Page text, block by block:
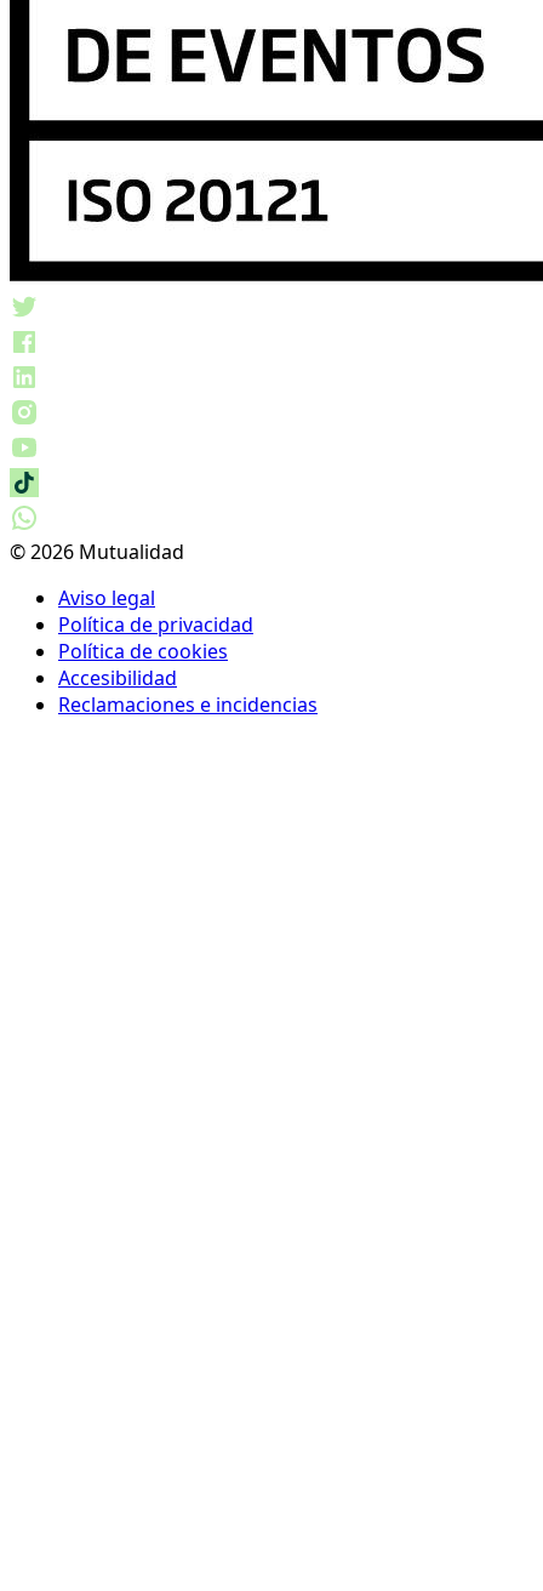
© 2026 Mutualidad
Aviso legal
Política de privacidad
Política de cookies
Accesibilidad
Reclamaciones e incidencias